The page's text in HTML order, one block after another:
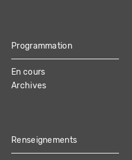
Programmation
En cours
Archives
Renseignements